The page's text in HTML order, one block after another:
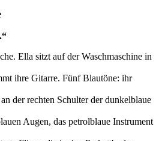
Ella sitzt auf der Waschmaschine in
ihre Gitarre. Fünf Blautöne: ihr
der rechten Schulter der dunkelblaue
Augen, das petrolblaue Instrument